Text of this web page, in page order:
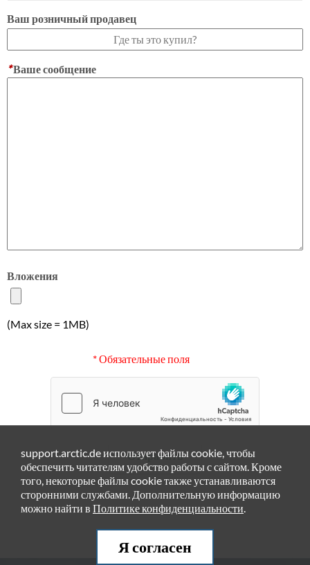
Ваш розничный продавец
*Ваше сообщение
Вложения
(Max size = 1MB)
* Обязательные поля
Отправить
support.arctic.de использует файлы cookie, чтобы
обеспечить читателям удобство работы с сайтом. Кроме
того, некоторые файлы cookie также устанавливаются
сторонними службами. Дополнительную информацию
можно найти в Политике конфиденциальности.
Я согласен